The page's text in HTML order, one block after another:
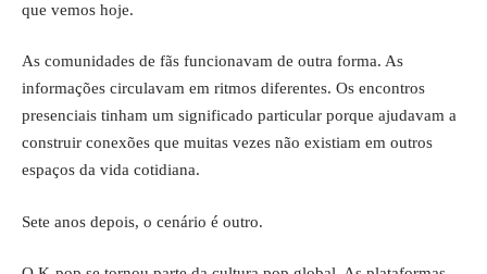
que vemos hoje.
As comunidades de fãs funcionavam de outra forma. As
informações circulavam em ritmos diferentes. Os encontros
presenciais tinham um significado particular porque ajudavam a
construir conexões que muitas vezes não existiam em outros
espaços da vida cotidiana.
Sete anos depois, o cenário é outro.